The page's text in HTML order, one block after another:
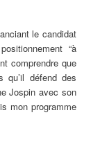
le candidat
“à
comprendre que
défend des
Jospin avec son
mon programme